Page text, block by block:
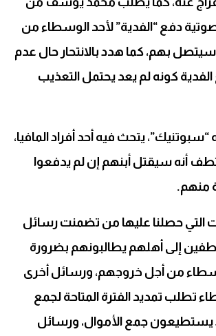
دفع “الفدية” لأحد الوسطاء من
سيتصل بهم، كما هدد بالانتحار حال عدم
كونه لم يعد يحتمل التعذيب
يتحث فيه أحد أفراد المافيا،
أنه سيقتل أبنهم إن لم يدفعوا
منهم.
التي حصلنا عليها من تضمنت رسائل
إلى أهلهم يطالبونهم بضرورة
من أجل خروجهم، ورسائل أخرى
تطلب تمديد الفترة المتاحة لجمع
يستطيعون جمع الأموال، ورسائل